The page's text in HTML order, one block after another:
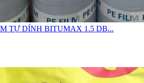
TỰ DÍNH BITUMAX 1.5 DB...